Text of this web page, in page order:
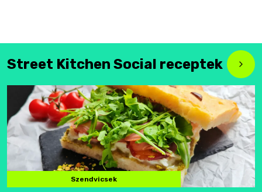
Street Kitchen Social receptek
Szendvicsek